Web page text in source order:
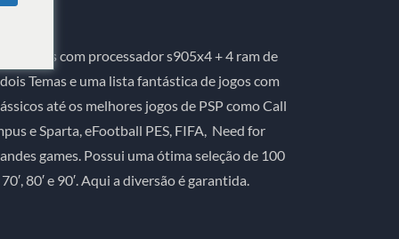
X4 Plus com processador s905x4 + 4 ram de
Temas e uma lista fantástica de jogos com
até os melhores jogos de PSP como Call
e Sparta, eFootball PES, FIFA, Need for
games. Possui uma ótima seleção de 100
80′ e 90′. Aqui a diversão é garantida.